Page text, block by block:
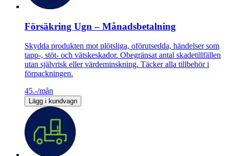
Försäkring Ugn – Månadsbetalning
Skydda produkten mot plötsliga, oförutsedda, händelser som
tapp-, stöt- och vätskeskador. Obegränsat antal skadetillfällen
utan självrisk eller värdeminskning. Täcker alla tillbehör i
förpackningen.
45.-/mån
Lägg i kundvagn